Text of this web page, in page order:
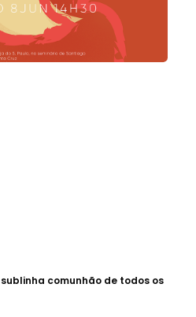
comunhão de todos os